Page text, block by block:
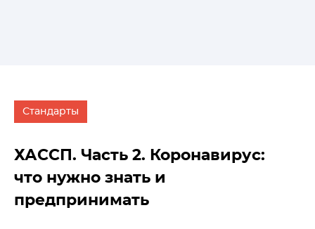
Стандарты
ХАССП. Часть 2. Коронавирус:
что нужно знать и
предпринимать